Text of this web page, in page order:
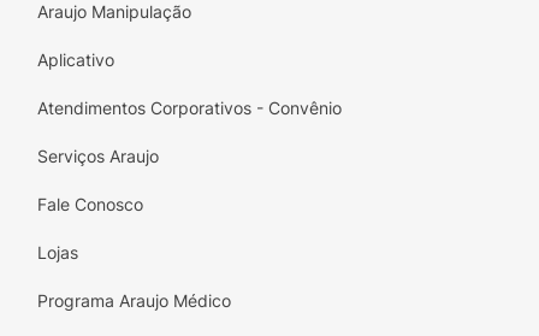
Araujo Manipulação
Aplicativo
Atendimentos Corporativos - Convênio
Serviços Araujo
Fale Conosco
Lojas
Programa Araujo Médico